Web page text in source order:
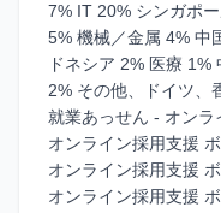
7% IT 20% シンガポ
5% 機械／金属 4% 中
ドネシア 2% 医療
2% その他、ドイツ、
就業あっせん - オン
オンライン採用支援
オンライン採用支援
オンライン採用支援